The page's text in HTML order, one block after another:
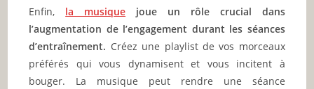
Enfin, la musique joue un rôle crucial dans
l’augmentation de l’engagement durant les séances
d’entraînement. Créez une playlist de vos morceaux
préférés qui vous dynamisent et vous incitent à
bouger. La musique peut rendre une séance